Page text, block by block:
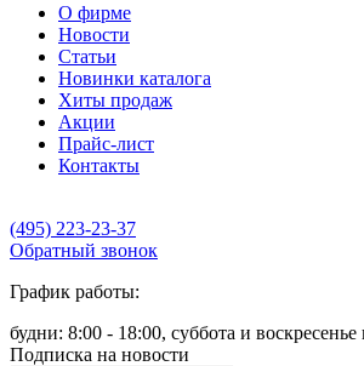
О фирме
Новости
Статьи
Новинки каталога
Хиты продаж
Акции
Прайс-лист
Контакты
(495) 223-23-37
Обратный звонок
График работы:
будни: 8:00 - 18:00, суббота и
Подписка на новости